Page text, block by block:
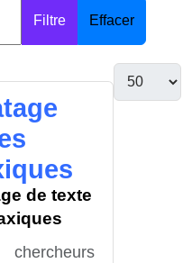
Filtre Effacer
de texte